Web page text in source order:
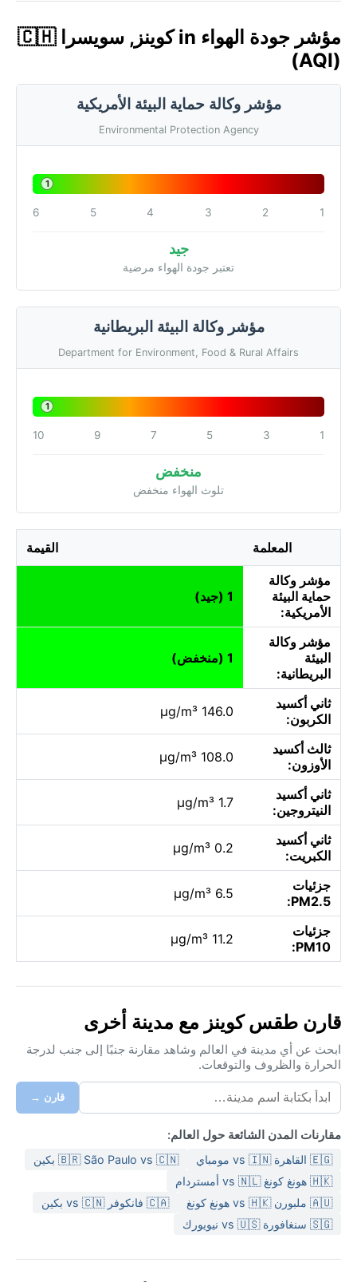
مؤشر جودة الهواء in كوينز, سويسرا 🇨🇭
(AQI)
مؤشر وكالة حماية البيئة الأمريكية
Environmental Protection Agency
1
1
2
3
4
5
6
جيد
تعتبر جودة الهواء مرضية
مؤشر وكالة البيئة البريطانية
Department for Environment, Food & Rural Affairs
1
1
3
5
7
9
10
منخفض
تلوث الهواء منخفض
المعلمة القيمة
مؤشر وكالة
حماية البيئة
الأمريكية:
1 (جيد)
مؤشر وكالة
البيئة
البريطانية:
1 (منخفض)
ثاني أكسيد
الكربون:
146.0 µg/m³
ثالث أكسيد
الأوزون:
108.0 µg/m³
ثاني أكسيد
النيتروجين:
1.7 µg/m³
ثاني أكسيد
الكبريت:
0.2 µg/m³
جزئيات
PM2.5:
6.5 µg/m³
جزئيات
PM10:
11.2 µg/m³
قارن طقس كوينز مع مدينة أخرى
ابحث عن أي مدينة في العالم وشاهد مقارنة جنبًا إلى جنب لدرجة
الحرارة والظروف والتوقعات.
قارن →
مقارنات المدن الشائعة حول العالم:
🇪🇬 القاهرة vs 🇮🇳 مومباي
🇧🇷 São Paulo vs 🇨🇳 بكين
🇭🇰 هونغ كونغ vs 🇳🇱 أمستردام
🇦🇺 ملبورن vs 🇭🇰 هونغ كونغ
🇨🇦 فانكوفر vs 🇨🇳 بكين
🇸🇬 سنغافورة vs 🇺🇸 نيويورك